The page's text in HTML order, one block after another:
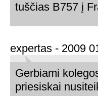
tuščias B757 į
expertas - 2009
Gerbiami
priesiskai